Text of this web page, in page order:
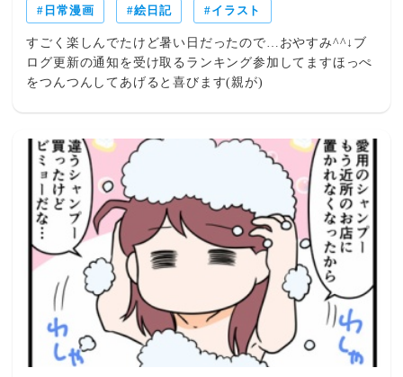
日常漫画 絵日記 イラスト
すごく楽しんでたけど暑い日だったので…おやすみ^^↓ブ
ログ更新の通知を受け取るランキング参加してますほっぺ
をつんつんしてあげると喜びます(親が)